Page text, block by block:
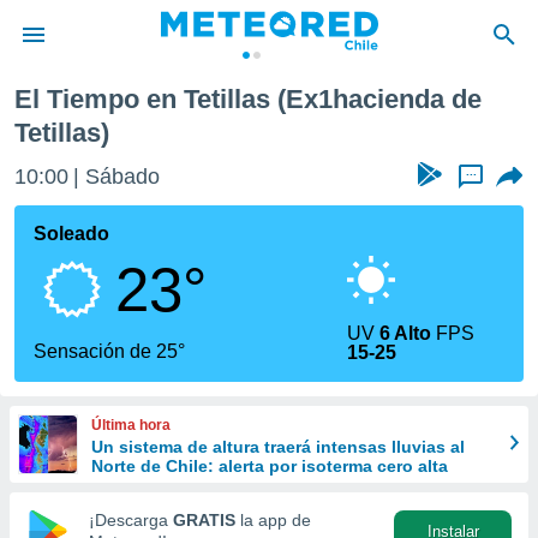
de
para
la
calidad.
a este
forma
digital
El Tiempo en Tetillas (Ex1hacienda de
Tetillas)
10:00 Sábado ...
Soleado
23°
Sensación de 25°
UV6 Alto FPS
15-25
Última hora
Un sistema de altura traerá intensas lluvias al
Norte de Chile: alerta por isoterma cero alta
¡Descarga GRATIS la app de
Instalar